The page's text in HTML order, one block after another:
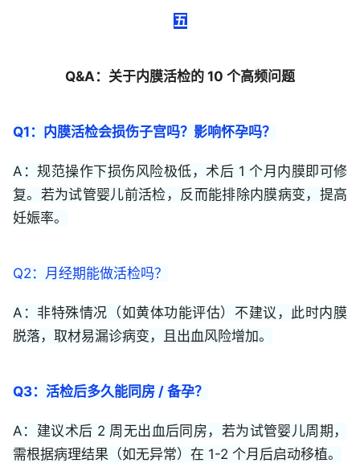
五
Q&A：关于内膜活检的 10 个高频问题
Q1：内膜活检会损伤子宫吗？影响怀孕吗？
A：规范操作下损伤风险极低，术后 1 个月内膜即可修
复。若为试管婴儿前活检，反而能排除内膜病变，提高
妊娠率。
Q2：月经期能做活检吗？
A：非特殊情况（如黄体功能评估）不建议，此时内膜
脱落，取材易漏诊病变，且出血风险增加。
Q3：活检后多久能同房 / 备孕？
A：建议术后 2 周无出血后同房，若为试管婴儿周期，
需根据病理结果（如无异常）在 1-2 个月后启动移植。